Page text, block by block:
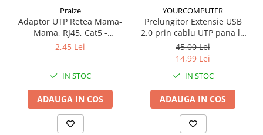
Praize
Adaptor UTP Retea Mama-
Mama, RJ45, Cat5 -
Prelungitor Cablu de
2,45 Lei
IN STOC
ADAUGA IN COS
YOURCOMPUTER
Prelungitor Extensie USB
2.0 prin cablu UTP pana la
50m (USB -RJ45)
45,00 Lei
14,99 Lei
IN STOC
ADAUGA IN COS